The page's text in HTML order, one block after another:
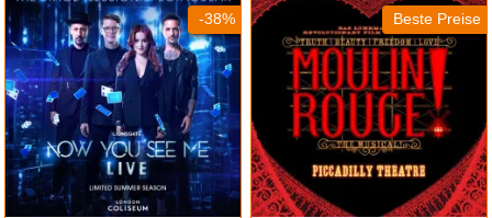
-38% Beste Preise